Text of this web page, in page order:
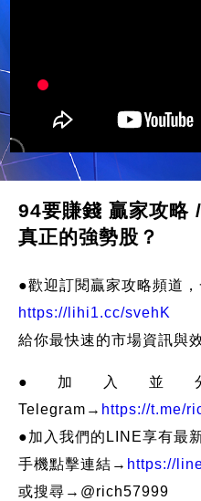
94要賺錢 贏家攻略
真正的強勢股？
●歡迎訂閱贏家攻略頻道
https://lihi1.cc/svehK
給你最快速的市場資訊與
●加入並
Telegram→ https://t.me/
●加入我們的LINE享有最
手機點擊連結→ https://
或搜尋→@rich57999